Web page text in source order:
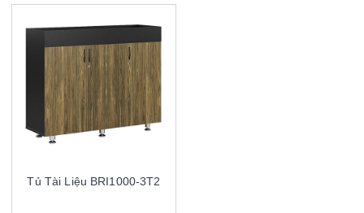
Tủ Tài Liệu BRI1000-3T2